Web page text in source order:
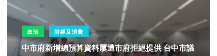
政治 財經及消費
中市府新增總預算資料屢遭市府拒絕提供 台中市議